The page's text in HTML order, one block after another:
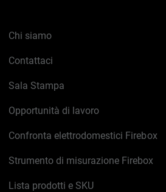
Chi siamo
Contattaci
Sala Stampa
Opportunità di lavoro
Confronta elettrodomestici Firebox
Strumento di misurazione Firebox
Lista prodotti e SKU